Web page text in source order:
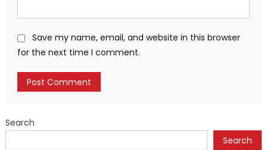
Save my name, email, and website in this browser
for the next time I comment.
Search
Search